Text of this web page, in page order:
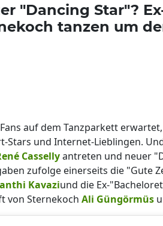
"Dancing Star"?
tanzen um
auf dem Tanzparkett
Stars und Internet-Lieblingen.
Cassellyantreten und neuer
zufolge einerseits die "Gute
Kavaziund die Ex-
von Sternekoch Ali Güngörmüs